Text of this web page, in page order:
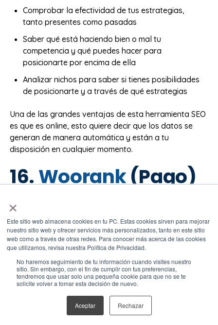
×
Este sitio web almacena cookies en tu PC. Estas cookies sirven para mejorar
nuestro sitio web y ofrecer servicios más personalizados, tanto en este sitio
web como a través de otras redes. Para conocer más acerca de las cookies
que utilizamos, revisa nuestra Política de Privacidad.
No haremos seguimiento de tu información cuando visites nuestro
sitio. Sin embargo, con el fin de cumplir con tus preferencias,
tendremos que usar solo una pequeña cookie para que no se te
solicite volver a tomar esta decisión de nuevo.
Aceptar Rechazar
Comprobar la efectividad de tus estrategias,
tanto presentes como pasadas
Saber qué está haciendo bien o mal tu
competencia y qué puedes hacer para
posicionarte por encima de ella
Analizar nichos para saber si tienes posibilidades
de posicionarte y a través de qué estrategias
Una de las grandes ventajas de esta herramienta SEO
es que es online, esto quiere decir que los datos se
generan de manera automática y están a tu
disposición en cualquier momento.
16.Woorank(Pago)
Es una herramienta de pago muy confiable y fácil de
revisiones, ya que usa tablas estadísticas muy claras y
sencillas para entender, lo que lo hace un instrumento
útil aun para usuarios no expertos.
Esta herramienta de SEO te permite analizar sitio web
de manera instantánea, obtener informes avanzados,
realizar seguimiento personalizado de keywords, entre
muchas otras cosas.